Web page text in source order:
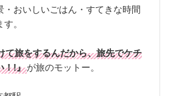
・おいしいごはん・すてきな時間
。
て旅をするんだから、旅先でケチ
！!』が旅のモットー。